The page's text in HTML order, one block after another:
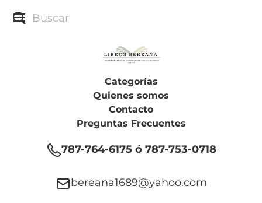
Categorías
Quienes somos
Contacto
Preguntas Frecuentes
787-764-6175 ó 787-753-0718
bereana1689@yahoo.com